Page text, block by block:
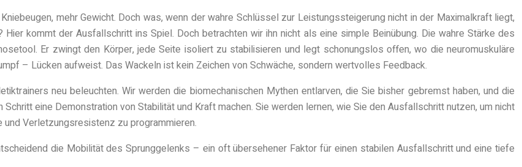
mehr Gewicht. Doch was, wenn der wahre Schlüssel zur Leistungssteigerung nicht in der Maximalkraft liegt,
kommt der Ausfallschritt ins Spiel. Doch betrachten wir ihn nicht als eine simple Beinübung. Die wahre Stärke des
Er zwingt den Körper, jede Seite isoliert zu stabilisieren und legt schonungslos offen, wo die neuromuskuläre
– Lücken aufweist. Das Wackeln ist kein Zeichen von Schwäche, sondern wertvolles Feedback.
neu beleuchten. Wir werden die biomechanischen Mythen entlarven, die Sie bisher gebremst haben, und die
eine Demonstration von Stabilität und Kraft machen. Sie werden lernen, wie Sie den Ausfallschritt nutzen, um nicht
Verletzungsresistenz zu programmieren.
die Mobilität des Sprunggelenks – ein oft übersehener Faktor für einen stabilen Ausfallschritt und eine tiefe